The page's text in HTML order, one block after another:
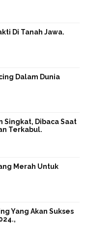
Di Tanah Jawa.
Dalam Dunia
Singkat, Dibaca Saat
Terkabul.
Merah Untuk
Yang Akan Sukses